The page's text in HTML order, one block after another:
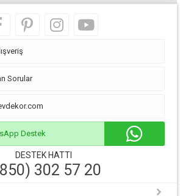
Sorular
Destek
DESTEK HATTI
302 57 20